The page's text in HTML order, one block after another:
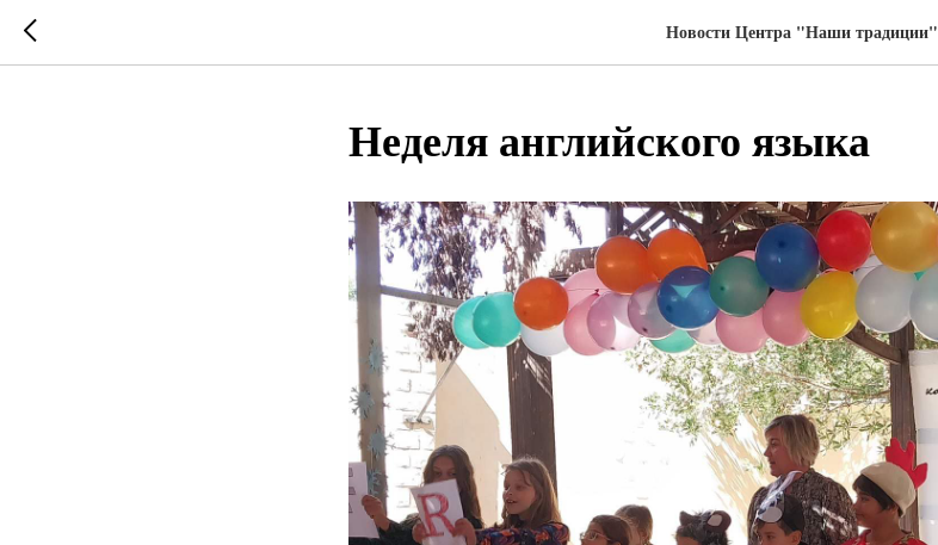
Новости Центра "Наши традиции"
Неделя английского языка